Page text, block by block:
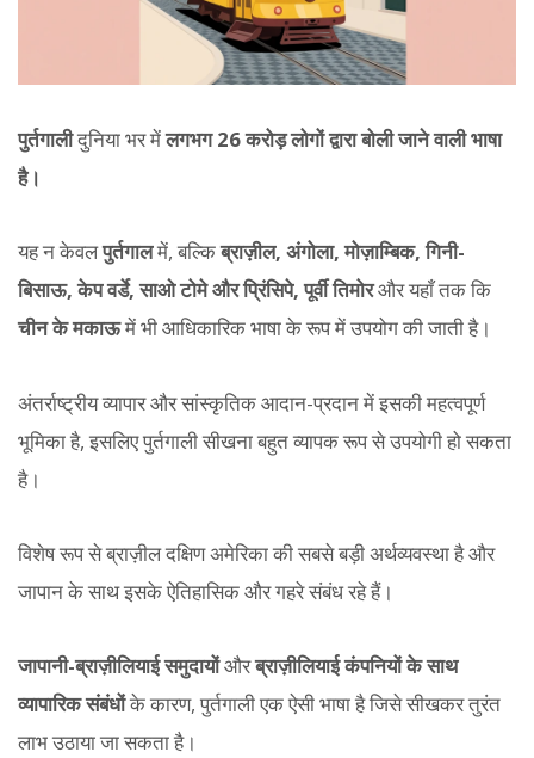
पुर्तगालीदुनिया भर मेंलगभग 26 करोड़ लोगों द्वारा बोली जाने वाली भाषा
है।
यह न केवलपुर्तगालमें, बल्किब्राज़ील, अंगोला, मोज़ाम्बिक, गिनी-
बिसाऊ, केप वर्डे, साओ टोमे और प्रिंसिपे, पूर्वी तिमोरऔर यहाँ तक कि
चीन के मकाऊमें भी आधिकारिक भाषा के रूप में उपयोग की जाती है।
अंतर्राष्ट्रीय व्यापार और सांस्कृतिक आदान-प्रदान में इसकी महत्वपूर्ण
भूमिका है, इसलिए पुर्तगाली सीखना बहुत व्यापक रूप से उपयोगी हो सकता
है।
विशेष रूप से ब्राज़ील दक्षिण अमेरिका की सबसे बड़ी अर्थव्यवस्था है और
जापान के साथ इसके ऐतिहासिक और गहरे संबंध रहे हैं।
जापानी-ब्राज़ीलियाई समुदायोंऔरब्राज़ीलियाई कंपनियों के साथ
व्यापारिक संबंधोंके कारण, पुर्तगाली एक ऐसी भाषा है जिसे सीखकर तुरंत
लाभ उठाया जा सकता है।